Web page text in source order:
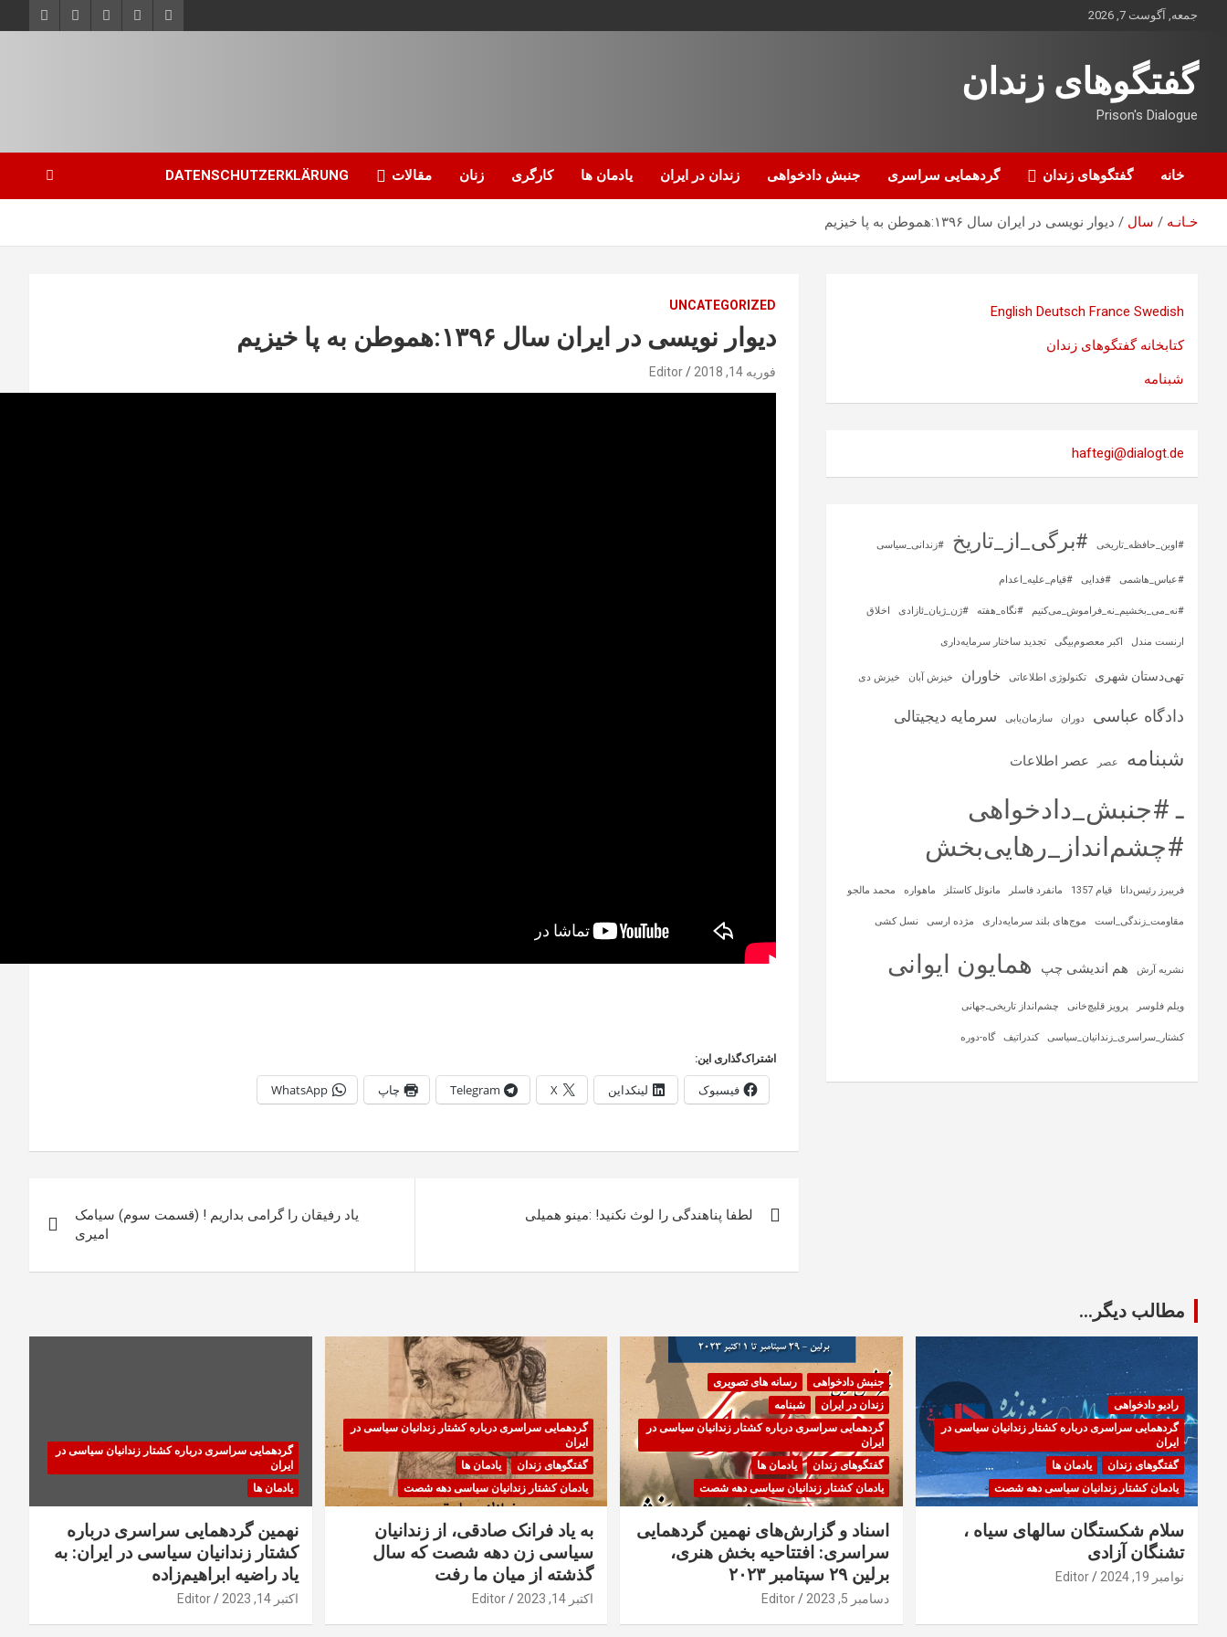
جمعه, آگوست 7, 2026
گفتگوهای زندان
Prison's Dialogue
خانه گفتگوهای زندان گردهمایی سراسری جنبش دادخواهی زندان در ایران یادمان ها کارگری زنان مقالات DATENSCHUTZERKLÄRUNG
خـانـه سال دیوار نویسی در ایران سال ۱۳۹۶:هموطن به پا خیزیم
UNCATEGORIZED
دیوار نویسی در ایران سال ۱۳۹۶:هموطن به پا خیزیم
فوریه 14, 2018 Editor
اشتراک‌گذاری این:
فیسبوک لینکداین X
Telegram چاپ WhatsApp
نوشته
لطفا پناهندگی را لوث نکنید! :مینو همیلی
یاد رفیقان را گرامی بداریم ! (قسمت سوم) سیامک
امیری
English Deutsch France Swedish
کتابخانه گفتگوهای زندان
شبنامه
haftegi@dialogt.de
#اوین_حافظه_تاریخی #برگی_از_تاریخ #زندانی_سیاسی
#عباس_هاشمی #فدایی #قیام_علیه_اعدام
#نه_می_بخشیم_نه_فراموش_می‌کنیم #نگاه_هفته #ژن_ژیان_ئازادی اخلاق
ارنست مندل اکبر معصوم‌بیگی تجدید ساختار سرمایه‌داری
تهی‌دستان شهری تکنولوژی اطلاعاتی خاوران خیزش آبان خیزش دی
دادگاه عباسی دوران سازمان‌یابی سرمایه‌ دیجیتالی
شبنامه عصر عصر اطلاعات
ـ #جنبش_دادخواهی
#چشم‌انداز_رهایی‌بخش
فریبرز رئیس‌دانا قیام 1357 مانفرد فاسلر مانوئل کاستلز ماهواره‌ محمد مالجو
مقاومت_زندگی_است موج‌های بلند سرمایه‌داری مژده ارسی نسل کشی
نشریه آرش هم اندیشی چپ همایون ایوانی
ویلم فلوسر پرویز قلیچ‌خانی چشم‌انداز تاریخی‌ـ‌جهانی
کشتار_سراسری_زندانیان_سیاسی کندراتیف گاه-دوره
مطالب دیگر...
رادیو دادخواهی
گردهمایی سراسری درباره کشتار زندانیان سیاسی در
ایران
گفتگوهای زندان
یادمان ها
یادمان کشتار زندانیان سیاسی دهه شصت
سلام شکستگان سالهای سیاه ،
تشنگان آزادی
نوامبر 19, 2024 Editor
جنبش دادخواهی
رسانه های تصویری
زندان در ایران
شبنامه
گردهمایی سراسری درباره کشتار زندانیان سیاسی در
ایران
گفتگوهای زندان
یادمان ها
یادمان کشتار زندانیان سیاسی دهه شصت
اسناد و گزارش‌های نهمین گردهمایی
سراسری: افتتاحیه بخش هنری،
برلین ۲۹ سپتامبر ۲۰۲۳
دسامبر 5, 2023 Editor
گردهمایی سراسری درباره کشتار زندانیان سیاسی در
ایران
گفتگوهای زندان
یادمان ها
یادمان کشتار زندانیان سیاسی دهه شصت
به یاد فرانک صادقی، از زندانیان
سیاسی زن دهه شصت که سال
گذشته از میان ما رفت
اکتبر 14, 2023 Editor
گردهمایی سراسری درباره کشتار زندانیان سیاسی در
ایران
یادمان ها
نهمین گردهمایی سراسری درباره
کشتار زندانیان سیاسی در ایران: به
یاد راضیه ابراهیم‌زاده
اکتبر 14, 2023 Editor